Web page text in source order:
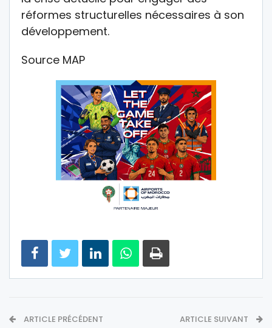
réformes structurelles nécessaires à son
développement.
Source MAP
ARTICLE PRÉCÉDENT ARTICLE SUIVANT